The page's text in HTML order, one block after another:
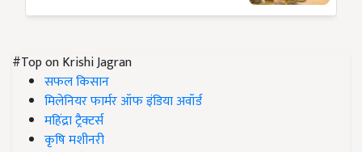
#Top on Krishi Jagran
सफल किसान
मिलेनियर फार्मर ऑफ इंडिया अवॉर्ड
महिंद्रा ट्रैक्टर्स
कृषि मशीनरी